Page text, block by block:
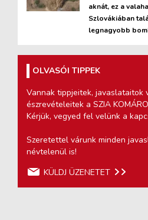
aknát, ez a valaha
Szlovákiában
legnagyobb
OLVASÓI TIPPEK
Vannak tippjeitek, javaslataitok
észrevételeitek a SZIA
Kérjük, vegyed fel velünk a
Szeretettel várunk minden
névtelenül is!
KÜLDJ ÜZENETET